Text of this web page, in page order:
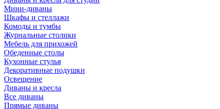
Мини-диваны
Шкафы и стеллажи
Комоды и тумбы
Журнальные столики
Мебель для прихожей
Обеденные столы
Кухонные стулья
Декоративные подушки
Освещение
Диваны и кресла
Все диваны
Прямые диваны